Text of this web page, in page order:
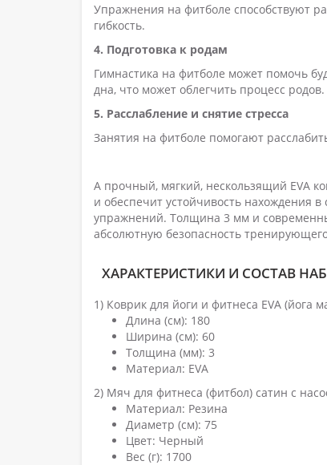
Упражнения на фитболе способствуют
гибкость.
4. Подготовка к родам
Гимнастика на фитболе может помочь
дна, что может облегчить процесс родов.
5. Расслабление и снятие стресса
Занятия на фитболе помогают
А прочный, мягкий, нескользящий EVA
и обеспечит устойчивость нахождения
упражнений. Толщина 3 мм и
абсолютную безопасность
ХАРАКТЕРИСТИКИ И СОСТАВ
1) Коврик для йоги и фитнеса EVA (йога
Длина (см): 180
Ширина (см): 60
Толщина (мм): 3
Материал: EVA
2) Мяч для фитнеса (фитбол) сатин с
Материал: Резина
Диаметр (см): 75
Цвет: Черный
Вес (г): 1700